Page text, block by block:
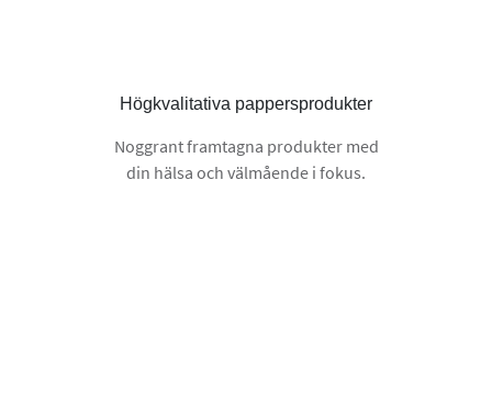
Högkvalitativa pappersprodukter
Noggrant framtagna produkter med
din hälsa och välmående i fokus.